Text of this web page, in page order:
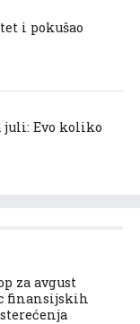
i pokušao
juli: Evo koliko
za avgust
finansijskih